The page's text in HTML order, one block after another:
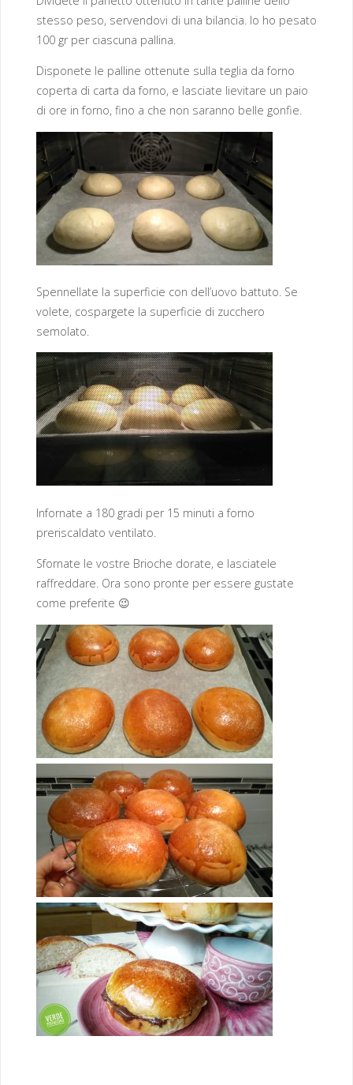
stesso peso, servendovi di una bilancia. Io ho pesato
100 gr per ciascuna pallina.
Disponete le palline ottenute sulla teglia da forno
coperta di carta da forno, e lasciate lievitare un paio
di ore in forno, fino a che non saranno belle gonfie.
Spennellate la superficie con dell’uovo battuto. Se
volete, cospargete la superficie di zucchero
semolato.
Infornate a 180 gradi per 15 minuti a forno
preriscaldato ventilato.
Sfornate le vostre Brioche dorate, e lasciatele
raffreddare. Ora sono pronte per essere gustate
come preferite 😉